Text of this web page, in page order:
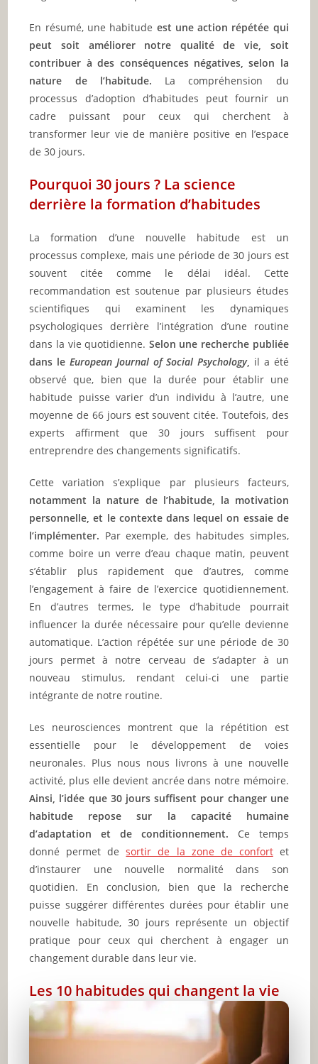
En résumé, une habitude est une action répétée qui
peut soit améliorer notre qualité de vie, soit
contribuer à des conséquences négatives, selon la
nature de l’habitude. La compréhension du
processus d’adoption d’habitudes peut fournir un
cadre puissant pour ceux qui cherchent à
transformer leur vie de manière positive en l’espace
de 30 jours.
Pourquoi 30 jours ? La science
derrière la formation d’habitudes
La formation d’une nouvelle habitude est un
processus complexe, mais une période de 30 jours est
souvent citée comme le délai idéal. Cette
recommandation est soutenue par plusieurs études
scientifiques qui examinent les dynamiques
psychologiques derrière l’intégration d’une routine
dans la vie quotidienne. Selon une recherche publiée
dans le European Journal of Social Psychology, il a été
observé que, bien que la durée pour établir une
habitude puisse varier d’un individu à l’autre, une
moyenne de 66 jours est souvent citée. Toutefois, des
experts affirment que 30 jours suffisent pour
entreprendre des changements significatifs.
Cette variation s’explique par plusieurs facteurs,
notamment la nature de l’habitude, la motivation
personnelle, et le contexte dans lequel on essaie de
l’implémenter. Par exemple, des habitudes simples,
comme boire un verre d’eau chaque matin, peuvent
s’établir plus rapidement que d’autres, comme
l’engagement à faire de l’exercice quotidiennement.
En d’autres termes, le type d’habitude pourrait
influencer la durée nécessaire pour qu’elle devienne
automatique. L’action répétée sur une période de 30
jours permet à notre cerveau de s’adapter à un
nouveau stimulus, rendant celui-ci une partie
intégrante de notre routine.
Les neurosciences montrent que la répétition est
essentielle pour le développement de voies
neuronales. Plus nous nous livrons à une nouvelle
activité, plus elle devient ancrée dans notre mémoire.
Ainsi, l’idée que 30 jours suffisent pour changer une
habitude repose sur la capacité humaine
d’adaptation et de conditionnement. Ce temps
donné permet desortir de la zone de confortet
d’instaurer une nouvelle normalité dans son
quotidien. En conclusion, bien que la recherche
puisse suggérer différentes durées pour établir une
nouvelle habitude, 30 jours représente un objectif
pratique pour ceux qui cherchent à engager un
changement durable dans leur vie.
Les 10 habitudes qui changent la vie